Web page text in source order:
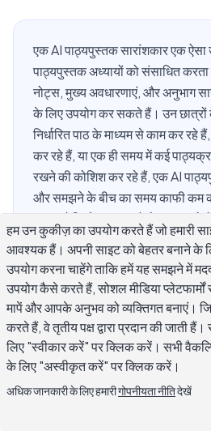
एक AI पाठ्यपुस्तक सारांशकार एक
पाठ्यपुस्तक अध्यायों को संसाधित
नोट्स, मुख्य अवधारणाएं, और अनुभाग
के लिए उपयोग कर सकते हैं। उन छात्रों
निर्धारित पाठ के माध्यम से काम कर रहे
कर रहे हैं, या एक ही समय में कई
रखने की कोशिश कर रहे हैं, एक AI
और समझने के बीच का समय काफी कम
बताता है कि ये उपकरण कैसे काम करते
कहाँ विफल हो सकते हैं, और आप उन्हें
के रूप में कैसे उपयोग करें।
AI पाठ्यपुस्तक सारांशकार
करता है?
एक AI पाठ्यपुस्तक सारांशकार पाठ्यपुस्तक
से पाठ लेता है और संघनित, संगठित
हम उन कुकीज़ का उपयोग करते हैं जो हमारी
आवश्यक हैं। अपनी साइट को बेहतर बनाने के
उपयोग करना चाहेंगे ताकि हमें यह समझने में
उपयोग कैसे करते हैं, सोशल मीडिया
मापें और आपके अनुभव को व्यक्तिगत बनाएं।
करते हैं, वे तृतीय पक्ष द्वारा प्रदान की जाती
लिए "स्वीकार करें" पर क्लिक करें। सभी
के लिए "अस्वीकृत करें" पर क्लिक करें।
अधिक जानकारी के लिए हमारीगोपनीयता नीतिदेखें